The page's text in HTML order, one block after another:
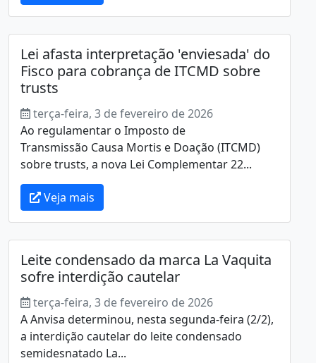
Lei afasta interpretação 'enviesada' do
Fisco para cobrança de ITCMD sobre
trusts
terça-feira, 3 de fevereiro de 2026
Ao regulamentar o Imposto de
Transmissão Causa Mortis e Doação (ITCMD)
sobre trusts, a nova Lei Complementar 22...
Veja mais
Leite condensado da marca La Vaquita
sofre interdição cautelar
terça-feira, 3 de fevereiro de 2026
A Anvisa determinou, nesta segunda-feira (2/2),
a interdição cautelar do leite condensado
semidesnatado La...